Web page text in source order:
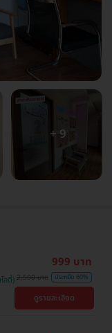
+ 9
ลดี้)
999 บาท
2,500 บาท ประหยัด 60%
ดูรายละเอียด